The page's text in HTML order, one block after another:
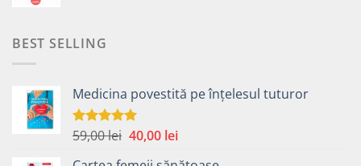
BEST SELLING
Medicina povestită pe înțelesul tuturor
Evaluat la
59,00lei Prețul
40,00 leiPrețul